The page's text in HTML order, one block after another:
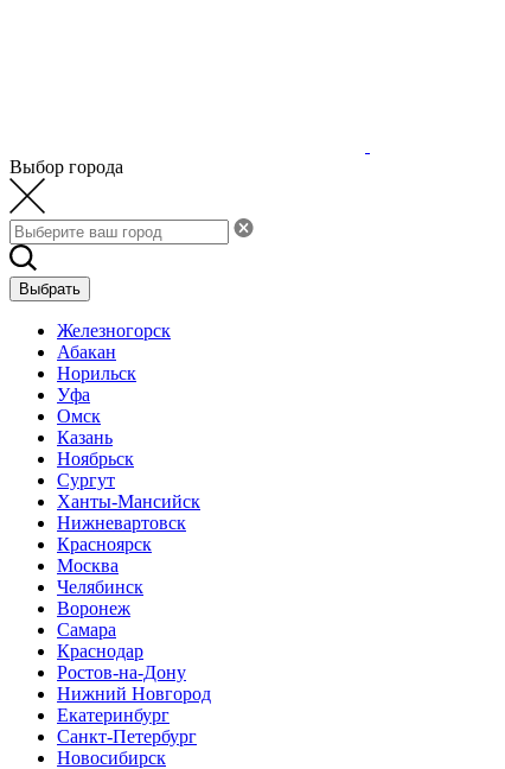
Выбор города
Выбрать
Железногорск
Абакан
Норильск
Уфа
Омск
Казань
Ноябрьск
Сургут
Ханты-Мансийск
Нижневартовск
Красноярск
Москва
Челябинск
Воронеж
Самара
Краснодар
Ростов-на-Дону
Нижний Новгород
Екатеринбург
Санкт-Петербург
Новосибирск